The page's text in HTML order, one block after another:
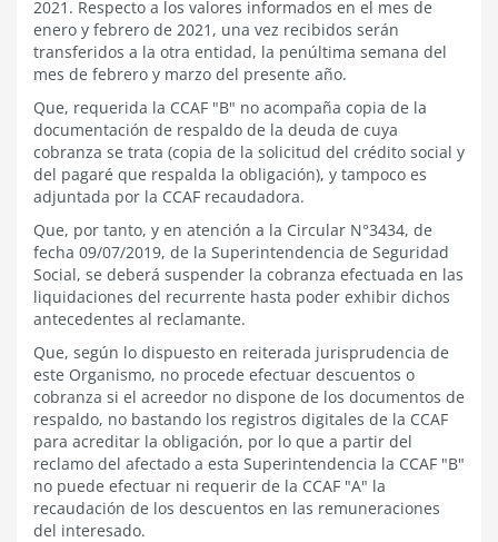
2021. Respecto a los valores informados en el mes de
enero y febrero de 2021, una vez recibidos serán
transferidos a la otra entidad, la penúltima semana del
mes de febrero y marzo del presente año.
Que, requerida la CCAF "B" no acompaña copia de la
documentación de respaldo de la deuda de cuya
cobranza se trata (copia de la solicitud del crédito social y
del pagaré que respalda la obligación), y tampoco es
adjuntada por la CCAF recaudadora.
Que, por tanto, y en atención a la Circular N°3434, de
fecha 09/07/2019, de la Superintendencia de Seguridad
Social, se deberá suspender la cobranza efectuada en las
liquidaciones del recurrente hasta poder exhibir dichos
antecedentes al reclamante.
Que, según lo dispuesto en reiterada jurisprudencia de
este Organismo, no procede efectuar descuentos o
cobranza si el acreedor no dispone de los documentos de
respaldo, no bastando los registros digitales de la CCAF
para acreditar la obligación, por lo que a partir del
reclamo del afectado a esta Superintendencia la CCAF "B"
no puede efectuar ni requerir de la CCAF "A" la
recaudación de los descuentos en las remuneraciones
del interesado.